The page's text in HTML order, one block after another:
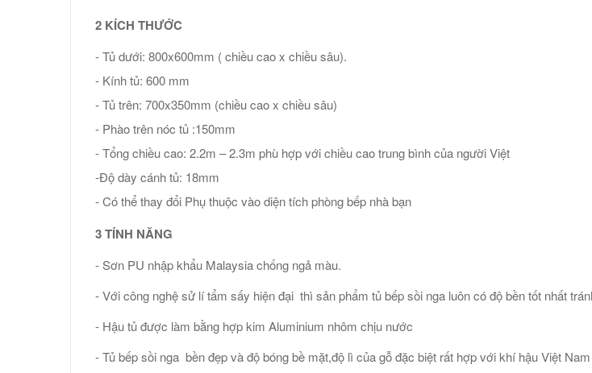
2 KÍCH THƯỚC
- Tủ dưới: 800x600mm ( chiều cao x chiều sâu).
- Kính tủ: 600 mm
- Tủ trên: 700x350mm (chiều cao x chiều sâu)
- Phào trên nóc tủ :150mm
- Tổng chiều cao: 2.2m – 2.3m phù hợp với chiều cao trung bình của người Việt
-Độ dày cánh tủ: 18mm
- Có thể thay đổi Phụ thuộc vào diện tích phòng bếp nhà bạn
3 TÍNH NĂNG
- Sơn PU nhập khẩu Malaysia chống ngả màu.
- Với công nghệ sử lí tẩm sấy hiện đại thì sản phẩm tủ bếp sồi nga luôn có độ bền tốt nhất
- Hậu tủ được làm bằng hợp kim Aluminium nhôm chịu nước
- Tủ bếp sồi nga bền đẹp và độ bóng bề mặt,độ lì của gỗ đặc biệt rất hợp với khí hậu Việt Nam